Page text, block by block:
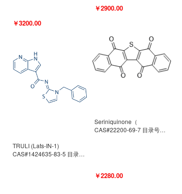
￥3200.00
TRULI (Lats-IN-1)
CAS#1424635-83-5 目录号
￥2900.00
Seriniquinone（
CAS#22200-69-7 目录号
￥2280.00